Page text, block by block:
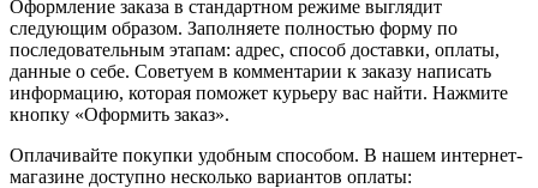
Оформление заказа в стандартном режиме выглядит
следующим образом. Заполняете полностью форму по
последовательным этапам: адрес, способ доставки, оплаты,
данные о себе. Советуем в комментарии к заказу написать
информацию, которая поможет курьеру вас найти. Нажмите
кнопку «Оформить заказ».
Оплачивайте покупки удобным способом. В нашем интернет-
магазине доступно несколько вариантов оплаты: